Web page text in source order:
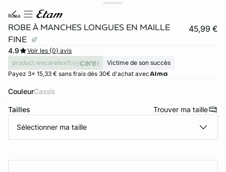
ruisa
ROBE À MANCHES LONGUES EN MAILLE
FINE
45,99 €
4.9
Voir les {0} avis
product.wecaretext
Victime de son succès
Payez 3x 15,33 € sans frais dès 30€ d'achat avec
Couleur cassis
Tailles Trouver ma taille
Sélectionner ma taille